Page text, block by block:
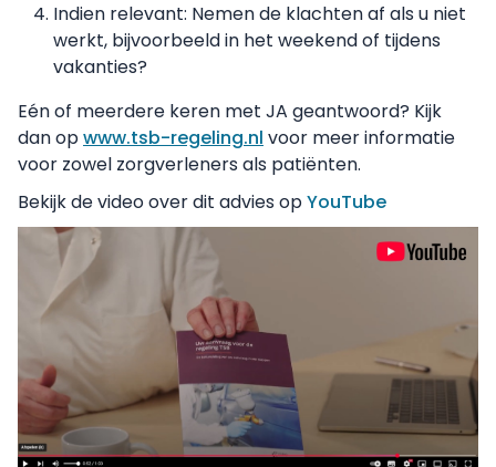
Indien relevant: Nemen de klachten af als u niet
werkt, bijvoorbeeld in het weekend of tijdens
vakanties?
Eén of meerdere keren met JA geantwoord? Kijk
dan opwww.tsb-regeling.nl voor meer informatie
voor zowel zorgverleners als patiënten.
Bekijk de video over dit advies opYouTube